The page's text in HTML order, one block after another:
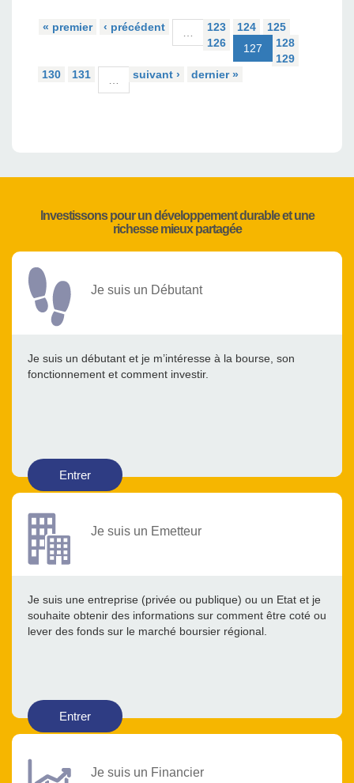
« premier ‹ précédent … 123 124
125
126
127
128
129
130
131 … suivant › dernier »
Investissons pour un développement durable et une
richesse mieux partagée
Je suis un Débutant
Je suis un débutant et je m’intéresse à la bourse, son
fonctionnement et comment investir.
Entrer
Je suis un Emetteur
Je suis une entreprise (privée ou publique) ou un Etat et je
souhaite obtenir des informations sur comment être coté ou
lever des fonds sur le marché boursier régional.
Entrer
Je suis un Financier